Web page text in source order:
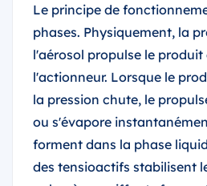
Le principe de
phases. Physiquement, la
l'aérosol propulse le
l'actionneur. Lorsque le
la pression chute, le
ou s'évapore
forment dans la phase
des tensioactifs stabilisent